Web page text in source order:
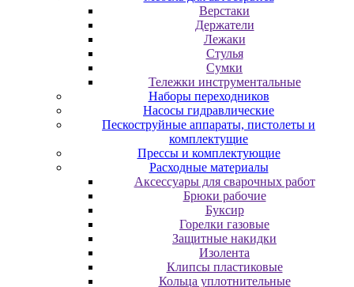
Верстаки
Держатели
Лежаки
Стулья
Сумки
Тележки инструментальные
Наборы переходников
Насосы гидравлические
Пескоструйные аппараты, пистолеты и
комплектущие
Прессы и комплектующие
Расходные материалы
Аксессуары для сварочных работ
Брюки рабочие
Буксир
Горелки газовые
Защитные накидки
Изолента
Клипсы пластиковые
Кольца уплотнительные